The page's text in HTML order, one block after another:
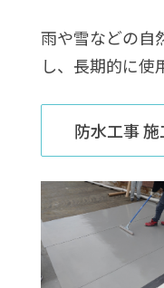
雨や雪などの自
し、長期的に使
防水工事